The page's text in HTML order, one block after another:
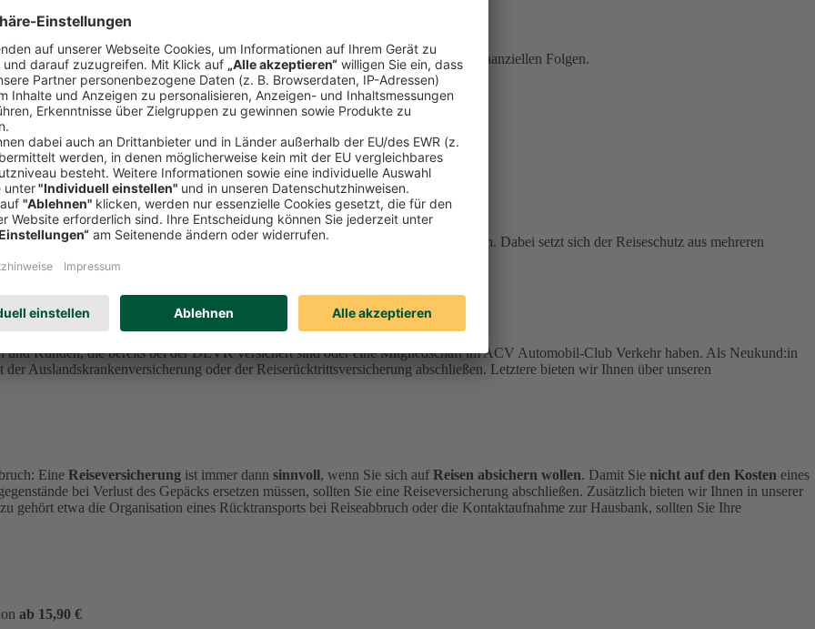
Sie dieReiserücktrittsversicherung der ERGO Reiseversicherungvor den finanziellen Folgen.
durch Krankheit, Stornierung, Abbruch oder Gepäckverlust
entstehen können. Dabei setzt sich der Reiseschutz aus mehreren
ERGO Reiseversicherung
und Kunden, die bereits bei der DEVK versichert sind oder eine Mitgliedschaft im ACV Automobil-Club Verkehr haben. Als Neukund:in
Auslandskrankenversicherung oder der Reiserücktrittsversicherung abschließen. Letztere bieten wir Ihnen über unseren
Eine Reiseversicherung ist immer dann sinnvoll, wenn Sie sich auf Reisen absichern wollen. Damit Sie nicht auf den Kosten eines
bei Verlust des Gepäcks ersetzen müssen, sollten Sie eine Reiseversicherung abschließen. Zusätzlich bieten wir Ihnen in unserer
gehört etwa die Organisation eines Rücktransports bei Reiseabbruch oder die Kontaktaufnahme zur Hausbank, sollten Sie Ihre
ab 15,90 €